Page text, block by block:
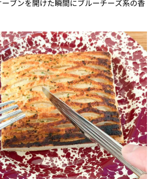
ブンを開けた瞬間にブルーチーズ系の香